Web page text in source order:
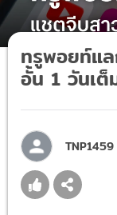
ทรูพอยท์แล
อั้น 1 วันเต็
TNP1459